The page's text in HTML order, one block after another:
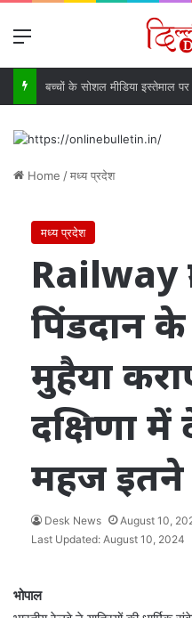
Menu
Home /मध्य प्रदेश
मध्य प्रदेश
Railway
पिंडदान
मुहैया
दक्षिणा में
महज
Desk News
August 10,
Last Updated: August 10, 2024
भोपाल